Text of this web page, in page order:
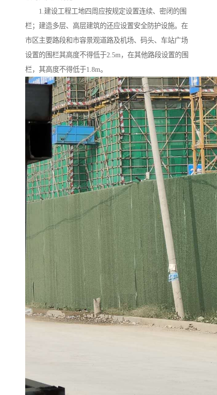
1.建设工程工地四周应按规定设置连续、密闭的围
栏；建造多层、高层建筑的还应设置安全防护设施。在
市区主要路段和市容景观道路及机场、码头、车站广场
设置的围栏其高度不得低于2.5m，在其他路段设置的围
栏，其高度不得低于1.8m。